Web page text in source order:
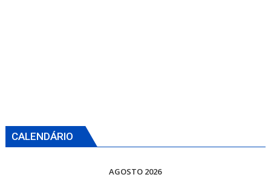
CALENDÁRIO
AGOSTO 2026